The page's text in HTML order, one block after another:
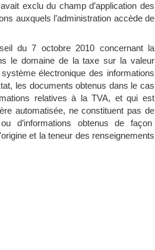
exclu du champ d’application des
auxquels l’administration accède de
du 7 octobre 2010 concernant la
le domaine de la taxe sur la valeur
électronique des informations
les documents obtenus dans le cas
relatives à la TVA, et qui est
automatisée, ne constituent pas de
d’informations obtenus de façon
et la teneur des renseignements